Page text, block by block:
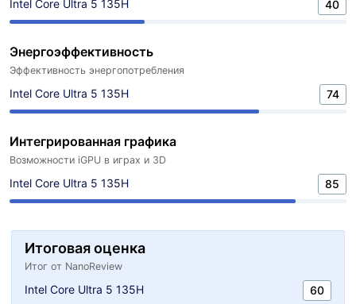
Intel Core Ultra 5 135H 40
Энергоэффективность
Эффективность энергопотребления
Intel Core Ultra 5 135H 74
Интегрированная графика
Возможности iGPU в играх и 3D
Intel Core Ultra 5 135H 85
Итоговая оценка
Итог от NanoReview
Intel Core Ultra 5 135H 60